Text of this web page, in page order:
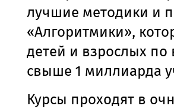
лучшие методики и
«Алгоритмики»,
детей и взрослых по
свыше 1 миллиарда
Курсы проходят в